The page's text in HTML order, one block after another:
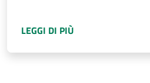
LEGGI DI PIÙ